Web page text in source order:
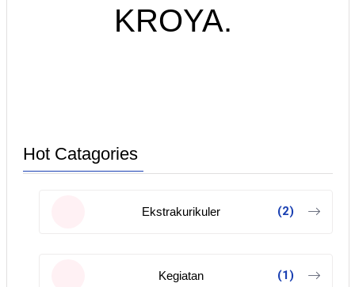
KROYA.
Hot Catagories
Ekstrakurikuler (2)
Kegiatan (1)